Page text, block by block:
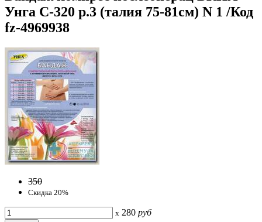
Унга С-320 р.3 (талия 75-81см) N 1 /Код
fz-4969938
350
Скидка 20%
x 280 руб